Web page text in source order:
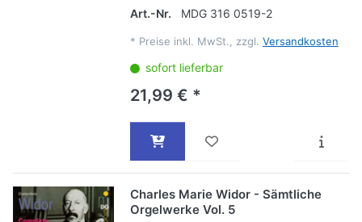
Art.-Nr.
MDG 316 0519-2
* Preise inkl. MwSt., zzgl. Versandkosten
sofort lieferbar
21,99 € *
Charles Marie Widor - Sämtliche
Orgelwerke Vol. 5